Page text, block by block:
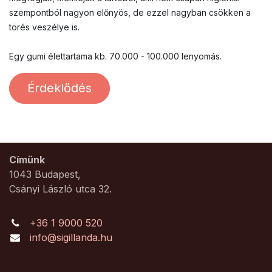
szempontból nagyon előnyös, de ezzel nagyban csökken a
törés veszélye is.
Egy gumi élettartama kb. 70.000 - 100.000 lenyomás.
Érdeklődés
Címünk
1043 Budapest,
Csányi László utca 32.
+36 1 9000 520
info@sigillanda.hu